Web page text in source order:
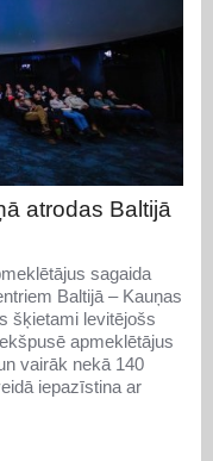
atrodas Baltijā
sagaida
Baltijā – Kauņas
šķietami levitējošs
apmeklētājus
vairāk nekā 140
iepazīstina ar